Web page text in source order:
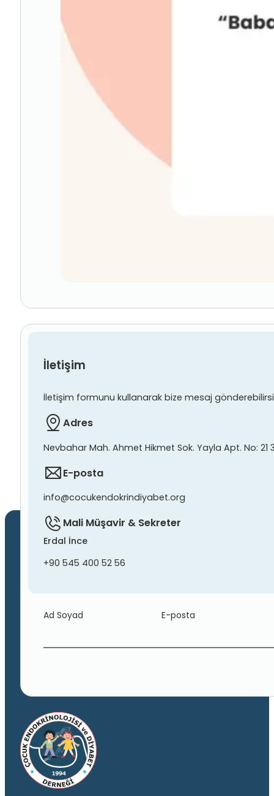
İletişim
İletişim formunu kullanarak bize mesaj
Adres
Nevbahar Mah. Ahmet Hikmet Sok. Yayla Apt. No: 21
E-posta
info@cocukendokrindiyabet.org
Mali Müşavir & Sekreter
Erdal İnce
+90 545 400 52 56
Ad Soyad E-posta